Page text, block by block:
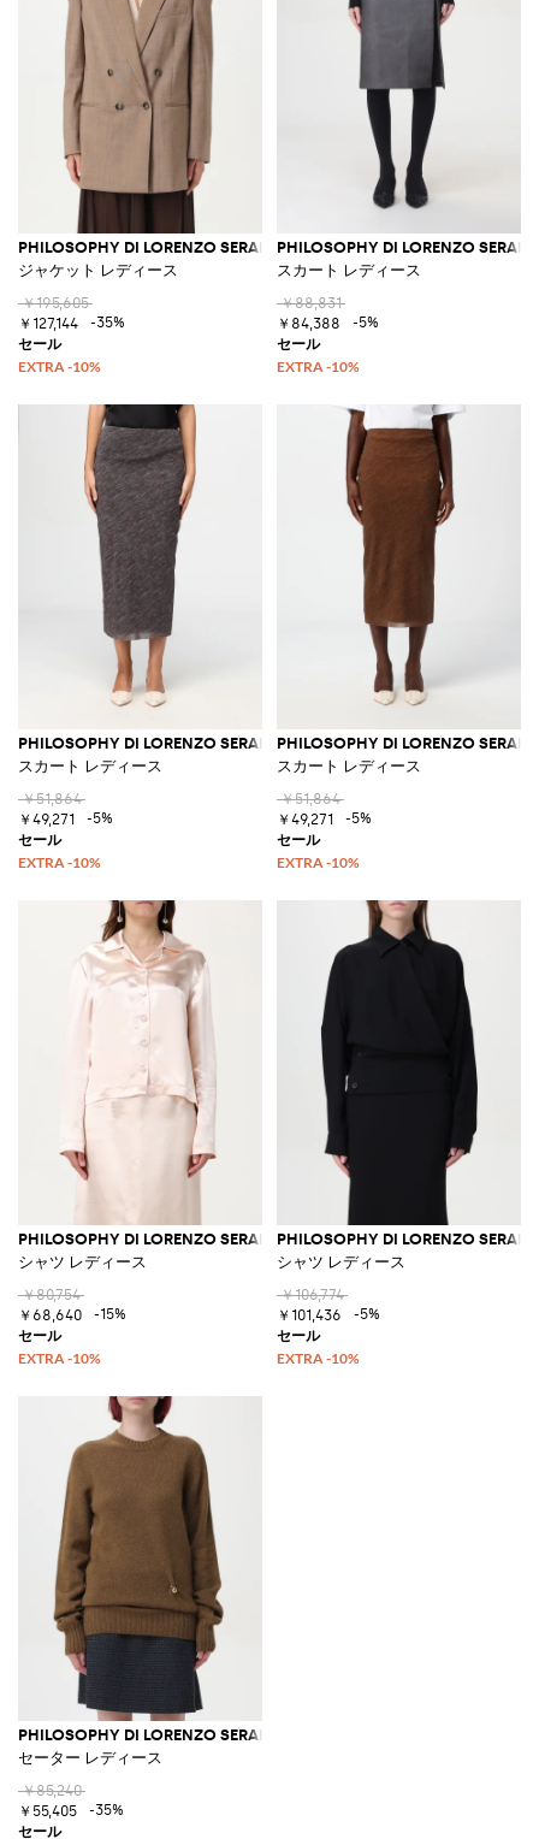
PHILOSOPHY DI LORENZO SERAFINI
ジャケット レディース
￥195,605
￥127,144
-35%
PHILOSOPHY DI LORENZO
スカート レディース
￥88,831
￥84,388
-5%
PHILOSOPHY DI LORENZO SERAFINI
スカート レディース
￥51,864
￥49,271
-5%
PHILOSOPHY DI LORENZO
スカート レディース
￥51,864
￥49,271
-5%
PHILOSOPHY DI LORENZO SERAFINI
シャツ レディース
￥80,754
￥68,640
-15%
PHILOSOPHY DI LORENZO
シャツ レディース
￥106,774
￥101,436
-5%
PHILOSOPHY DI LORENZO SERAFINI
セーター レディース
￥85,240
￥55,405
-35%